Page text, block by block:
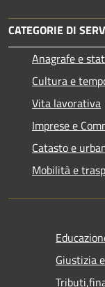
CATEGORIE DI
Anagrafe e
Cultura e
Vita lavorativa
Imprese e
Catasto e
Mobilità e
Giustizia